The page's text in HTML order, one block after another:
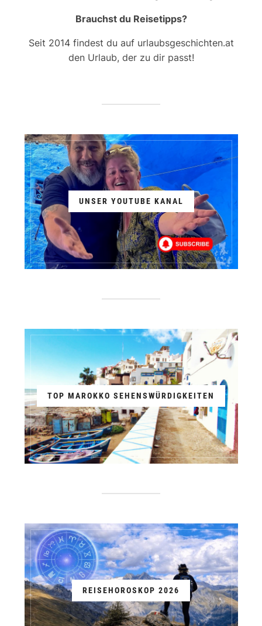
Brauchst du Reisetipps?
Seit 2014 findest du auf urlaubsgeschichten.at
den Urlaub, der zu dir passt!
UNSER YOUTUBE KANAL
TOP MAROKKO SEHENSWÜRDIGKEITEN
REISEHOROSKOP 2026